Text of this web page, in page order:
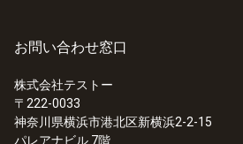
お問い合わせ窓口
株式会社テストー
〒222-0033
神奈川県横浜市港北区新横浜2-2-15
パレアナビル 7階